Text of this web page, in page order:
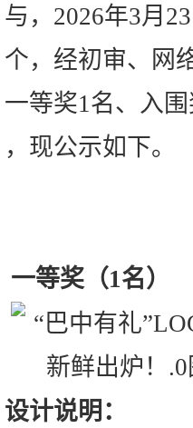
与，2026年3月
个，经初审、网
一等奖1名、入围
，现公示如下。
一等奖（1名）
设计说明：